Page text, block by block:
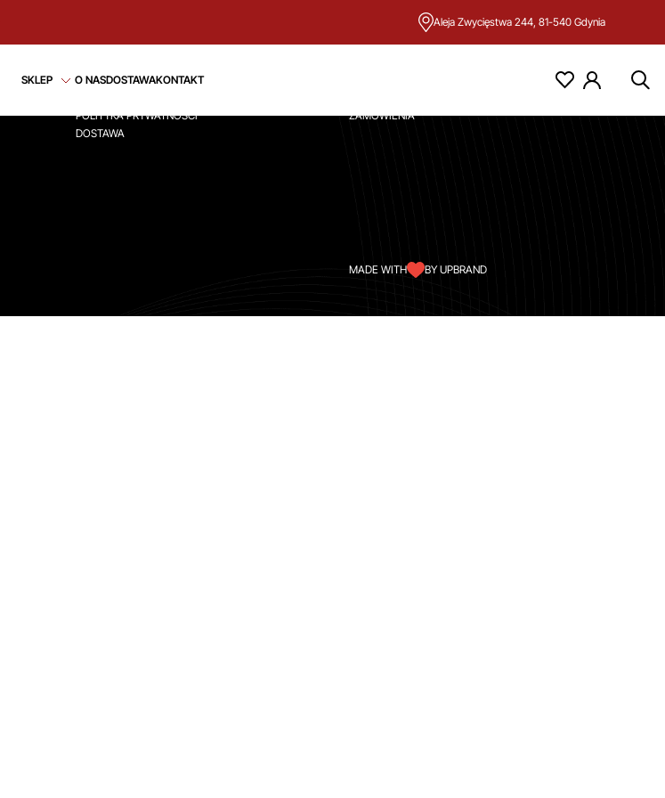
Aleja Zwycięstwa 244, 81-540 Gdynia
SKLEP O NASDOSTAWAKONTAKT
REGULAMIN
POLITYKA PRYWATNOŚCI
DOSTAWA
ZAMÓWIENIA
MADE WITH BY UPBRAND